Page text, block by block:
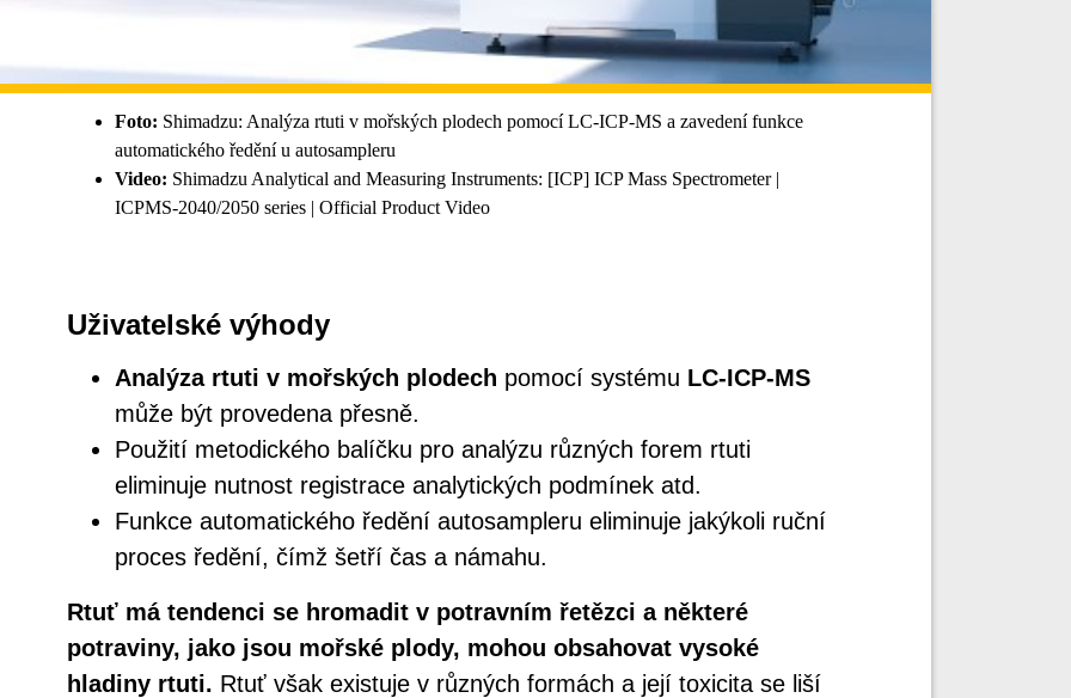
Foto: Shimadzu: Analýza rtuti v mořských plodech pomocí LC-ICP-MS a zavedení funkce
automatického ředění u autosampleru
Video: Shimadzu Analytical and Measuring Instruments: [ICP] ICP Mass Spectrometer |
ICPMS-2040/2050 series | Official Product Video
Uživatelské výhody
Analýza rtuti v mořských plodech pomocí systému LC-ICP-MS
může být provedena přesně.
Použití metodického balíčku pro analýzu různých forem rtuti
eliminuje nutnost registrace analytických podmínek atd.
Funkce automatického ředění autosampleru eliminuje jakýkoli ruční
proces ředění, čímž šetří čas a námahu.
Rtuť má tendenci se hromadit v potravním řetězci a některé
potraviny, jako jsou mořské plody, mohou obsahovat vysoké
hladiny rtuti. Rtuť však existuje v různých formách a její toxicita se liší